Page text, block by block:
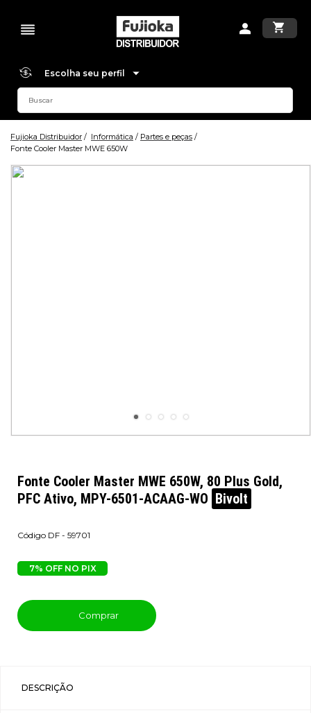
Escolha seu perfil
Fujioka Distribuidor Informática
Partes e peças
Fonte Cooler Master MWE 650W
Fonte Cooler Master MWE 650W, 80 Plus Gold,
PFC Ativo, MPY-6501-ACAAG-WO Bivolt
DF - 59701
7% OFF NO PIX
Comprar
DESCRIÇÃO